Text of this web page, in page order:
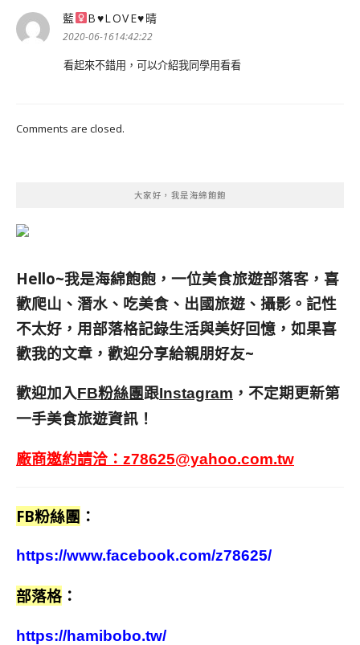
藍 Β♥LOVE♥晴
2020-06-1614:42:22
看起來不錯用，可以介紹我同學用看看
Comments are closed.
大家好，我是海綿飽飽
Hello~我是海綿飽飽，一位美食旅遊部落客， 喜
歡爬山、潛水、吃美食、出國旅遊、攝影。 記性
不太好，用部落格記錄生活與美好回憶， 如果喜
歡我的文章，歡迎分享給親朋好友~
歡迎加入FB粉絲團跟Instagram ，不定期更新第
一手美食旅遊資訊！
廠商邀約請洽： z78625@yahoo.com.tw
FB粉絲團 ：
https://www.facebook.com/z78625/
部落格 ：
https://hamibobo.tw/